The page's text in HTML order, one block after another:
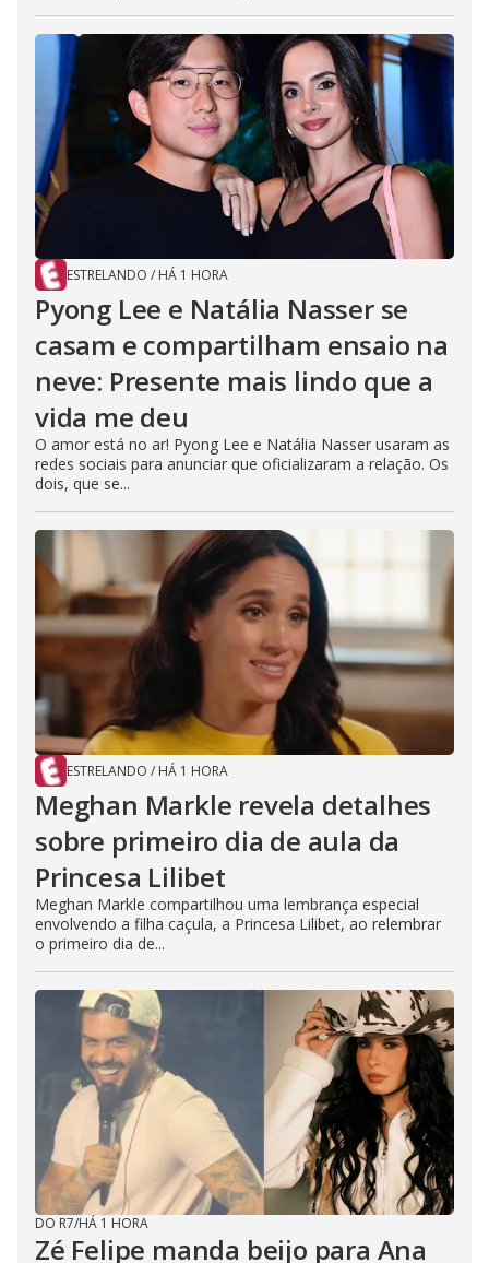
ESTRELANDO / HÁ 1 HORA
Pyong Lee e Natália Nasser se
casam e compartilham ensaio na
neve: Presente mais lindo que a
vida me deu
O amor está no ar! Pyong Lee e Natália Nasser usaram as
redes sociais para anunciar que oficializaram a relação. Os
dois, que se...
ESTRELANDO / HÁ 1 HORA
Meghan Markle revela detalhes
sobre primeiro dia de aula da
Princesa Lilibet
Meghan Markle compartilhou uma lembrança especial
envolvendo a filha caçula, a Princesa Lilibet, ao relembrar
o primeiro dia de...
DO R7/HÁ 1 HORA
Zé Felipe manda beijo para Ana